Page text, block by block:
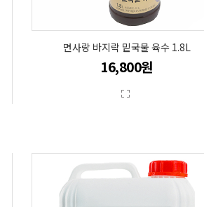
면사랑 바지락 밑국물 육수 1.8L
16,800원